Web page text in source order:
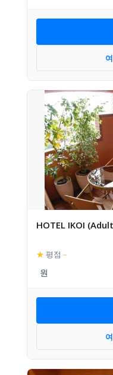
HOTEL IKOI
★ 평점 –